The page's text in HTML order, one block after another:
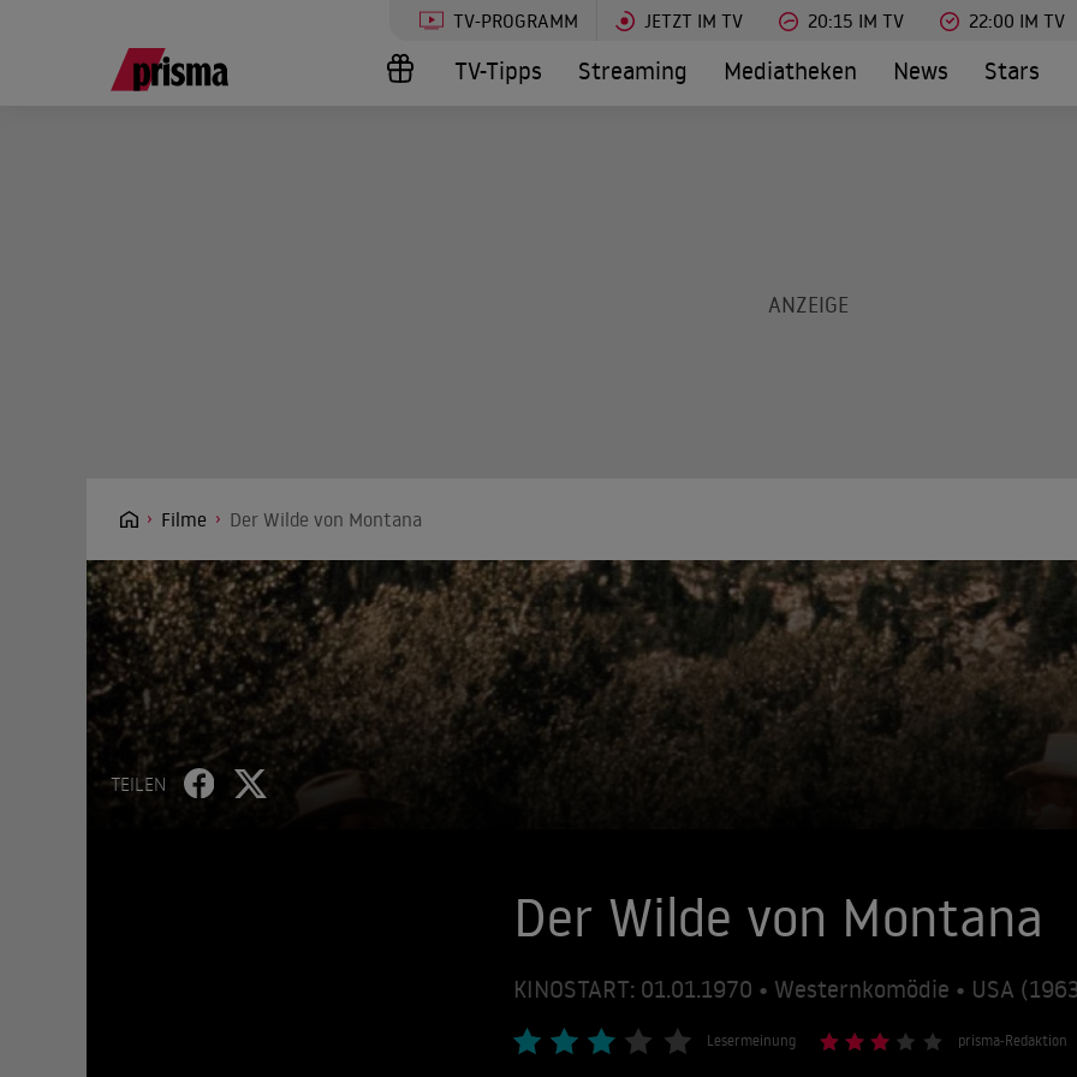
TV-PROGRAMM JETZT IM TV 20:15 IM TV 22:00 IM TV
TV-Tipps Streaming Mediatheken News Stars
Filme Der Wilde von Montana
TEILEN
Der Wilde von Montana
KINOSTART: 01.01.1970 • Westernkomödie • USA
Lesermeinung prisma-Redaktion